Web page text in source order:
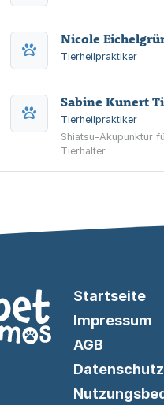
Nicole
Tierheilpraktiker
Sabine Kunert
Tierheilpraktiker
Shiatsu-Akupunktur
Tierhalter.
Startseite
Impressum
AGB
Datenschutz